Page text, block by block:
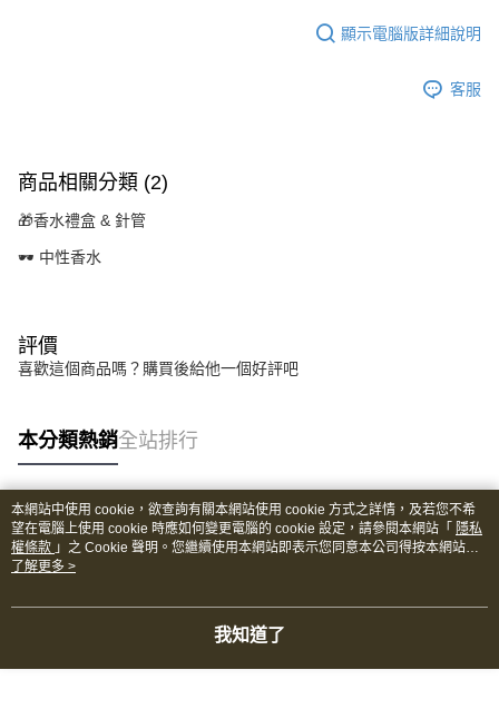
顯示電腦版詳細說明
客服
商品相關分類 (2)
🎁香水禮盒 & 針管
🕶️ 中性香水
評價
喜歡這個商品嗎？購買後給他一個好評吧
本分類熱銷全站排行
熱門標籤
本網站中使用 cookie，欲查詢有關本網站使用 cookie 方式之詳情，及若您不希
望在電腦上使用 cookie 時應如何變更電腦的 cookie 設定，請參閱本網站「 隱私
權條款 」之 Cookie 聲明。您繼續使用本網站即表示您同意本公司得按本網站使
用條款之 Cookie 聲明使用 cookie。
了解更多 >
我知道了